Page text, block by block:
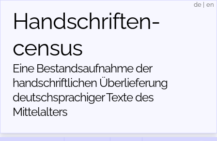
Handschriften­
census
Eine Bestandsaufnahme der
handschriftlichen Über­lieferung
deutschsprachiger Texte des
Mittelalters
de en